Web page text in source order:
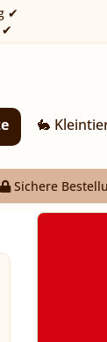
✔
✔
🐇
Sichere